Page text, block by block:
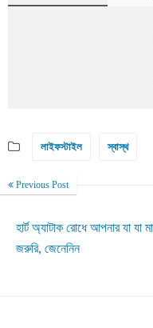
লাইফস্টাইল স্বাস্থ
Previous Post
হার্ট অ্যাটাক রোধে আপনার যা যা
জরুরি, জেনেনিন